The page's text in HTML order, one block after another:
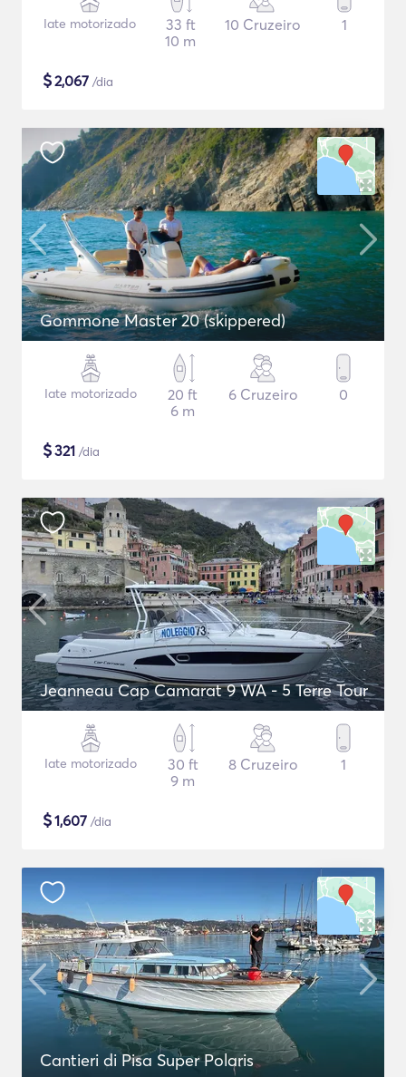
Iate motorizado
33 ft
10 m
10 Cruzeiro 1
$2,067 /dia
Gommone Master 20 (skippered)
Iate motorizado
20 ft
6 m
6 Cruzeiro 0
$321 /dia
Jeanneau Cap Camarat 9 WA - 5 Terre Tour
Iate motorizado
30 ft
9 m
8 Cruzeiro 1
$1,607 /dia
Cantieri di Pisa Super Polaris